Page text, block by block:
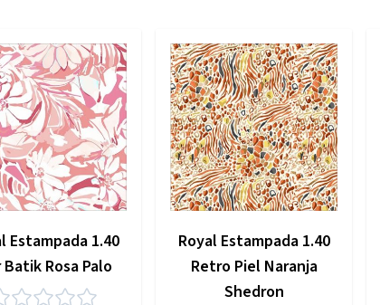
Estampada 1.40
Batik Rosa Palo
Royal Estampada 1.40
Retro Piel Naranja
Shedron